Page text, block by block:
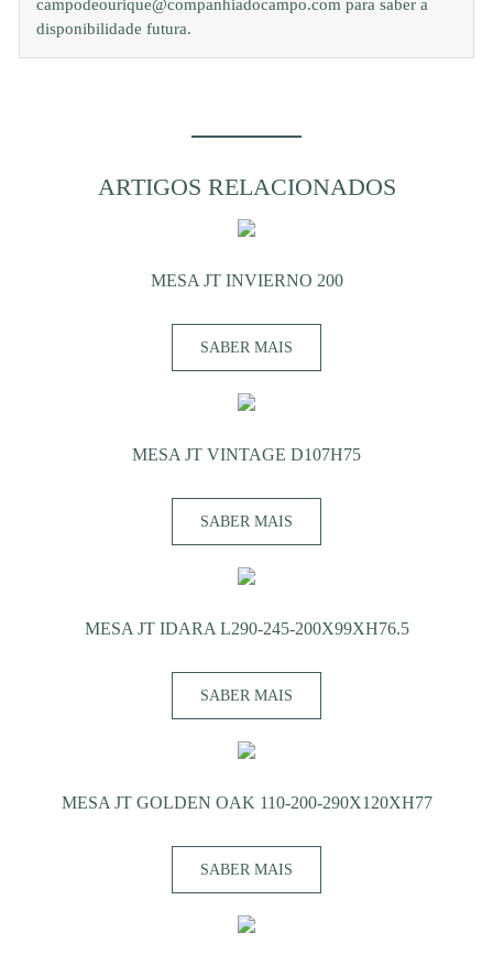
campodeourique@companhiadocampo.com para saber a
disponibilidade futura.
ARTIGOS RELACIONADOS
MESA JT INVIERNO 200
SABER MAIS
MESA JT VINTAGE D107H75
SABER MAIS
MESA JT IDARA L290-245-200X99XH76.5
SABER MAIS
MESA JT GOLDEN OAK 110-200-290X120XH77
SABER MAIS